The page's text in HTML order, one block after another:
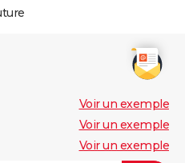
Voir un exemple
Voir un exemple
Voir un exemple